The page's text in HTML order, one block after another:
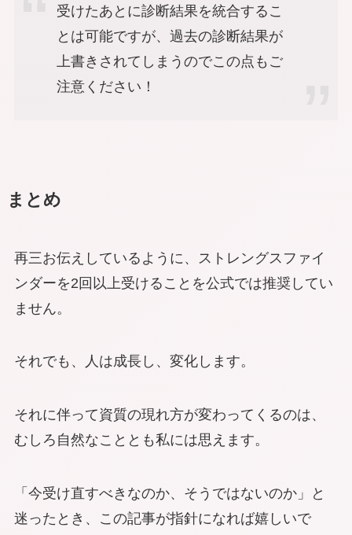
受けたあとに診断結果を統合するこ
とは可能ですが、過去の診断結果が
上書きされてしまうのでこの点もご
注意ください！
まとめ
再三お伝えしているように、ストレングスファイ
ンダーを2回以上受けることを公式では推奨してい
ません。
それでも、人は成長し、変化します。
それに伴って資質の現れ方が変わってくるのは、
むしろ自然なこととも私には思えます。
「今受け直すべきなのか、そうではないのか」と
迷ったとき、この記事が指針になれば嬉しいで